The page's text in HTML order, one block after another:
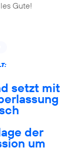
Gute!
setzt mit
der
um